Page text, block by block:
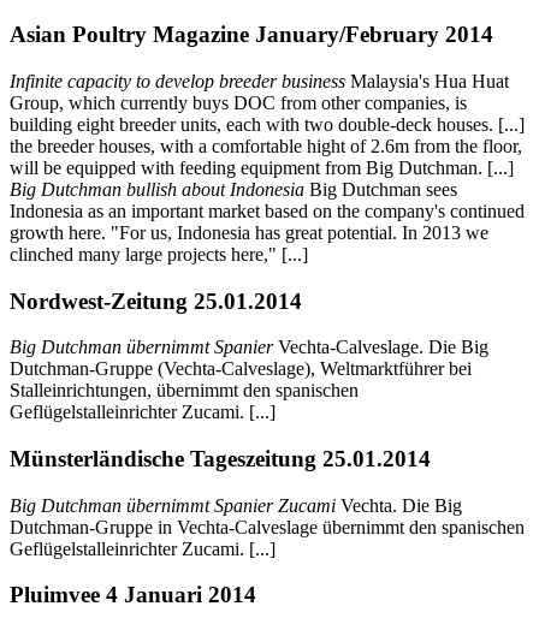
Asian Poultry Magazine January/February 2014
Infinite capacity to develop breeder business Malaysia's Hua Huat
Group, which currently buys DOC from other companies, is
building eight breeder units, each with two double-deck houses. [...]
the breeder houses, with a comfortable hight of 2.6m from the floor,
will be equipped with feeding equipment from Big Dutchman. [...]
Big Dutchman bullish about Indonesia Big Dutchman sees
Indonesia as an important market based on the company's continued
growth here. "For us, Indonesia has great potential. In 2013 we
clinched many large projects here," [...]
Nordwest-Zeitung 25.01.2014
Big Dutchman übernimmt SpanierVechta-Calveslage. Die Big
Dutchman-Gruppe (Vechta-Calveslage), Weltmarktführer bei
Stalleinrichtungen, übernimmt den spanischen
Geflügelstalleinrichter Zucami. [...]
Münsterländische Tageszeitung 25.01.2014
Big Dutchman übernimmt Spanier Zucami Vechta. Die Big
Dutchman-Gruppe in Vechta-Calveslage übernimmt den spanischen
Geflügelstalleinrichter Zucami. [...]
Pluimvee 4 Januari 2014